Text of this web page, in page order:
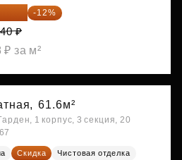
₽ -12%
₽
за м²
61.6м²
1 корпус, 3 секция, 20
Скидка
Чистовая отделка